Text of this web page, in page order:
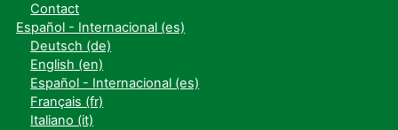
Contact
Español - Internacional ‎(es)‎
Deutsch ‎(de)‎
English ‎(en)‎
Español - Internacional ‎(es)‎
Français ‎(fr)‎
Italiano ‎(it)‎